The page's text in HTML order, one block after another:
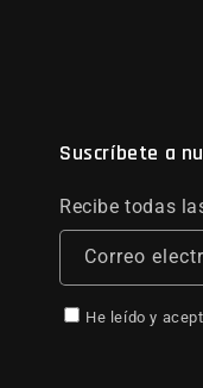
Suscríbete a
Recibe todas
Correo
He leído y